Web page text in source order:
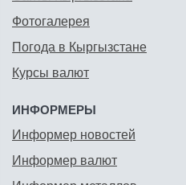
Фотогалерея
Погода в Кыргызстане
Курсы валют
ИНФОРМЕРЫ
Информер новостей
Информер валют